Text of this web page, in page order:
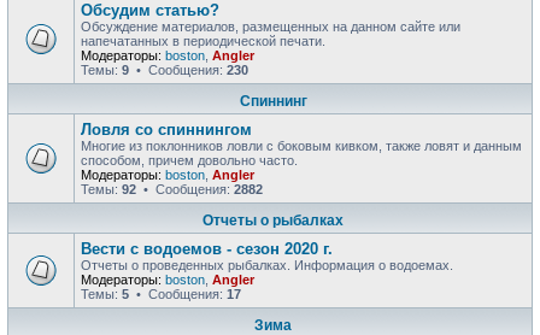
Обсудим статью?
Обсуждение материалов, размещенных на данном сайте или
напечатанных в периодической печати.
Модераторы: boston Angler
Темы: 9 • Сообщения: 230
Спиннинг
Ловля со спиннингом
Многие из поклонников ловли с боковым кивком, также ловят и данным
способом, причем довольно часто.
Модераторы: boston Angler
Темы: 92 • Сообщения: 2882
Отчеты о рыбалках
Вести с водоемов - сезон 2020 г.
Отчеты о проведенных рыбалках. Информация о водоемах.
Модераторы: boston Angler
Темы: 5 • Сообщения: 17
Зима